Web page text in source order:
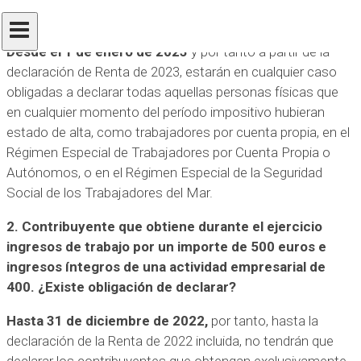
este impuesto.
Desde el 1 de enero de 2023 y por tanto a partir de la
declaración de Renta de 2023, estarán en cualquier caso
obligadas a declarar todas aquellas personas físicas que
en cualquier momento del período impositivo hubieran
estado de alta, como trabajadores por cuenta propia, en el
Régimen Especial de Trabajadores por Cuenta Propia o
Autónomos, o en el Régimen Especial de la Seguridad
Social de los Trabajadores del Mar.
2. Contribuyente que obtiene durante el ejercicio
ingresos de trabajo por un importe de 500 euros e
ingresos íntegros de una actividad empresarial de
400. ¿Existe obligación de declarar?
Hasta 31 de diciembre de 2022, por tanto, hasta la
declaración de la Renta de 2022 incluida, no tendrán que